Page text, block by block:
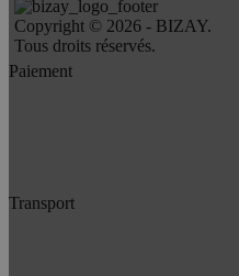
Copyright © 2026 - BIZAY.
Tous droits réservés.
Paiement
Transport